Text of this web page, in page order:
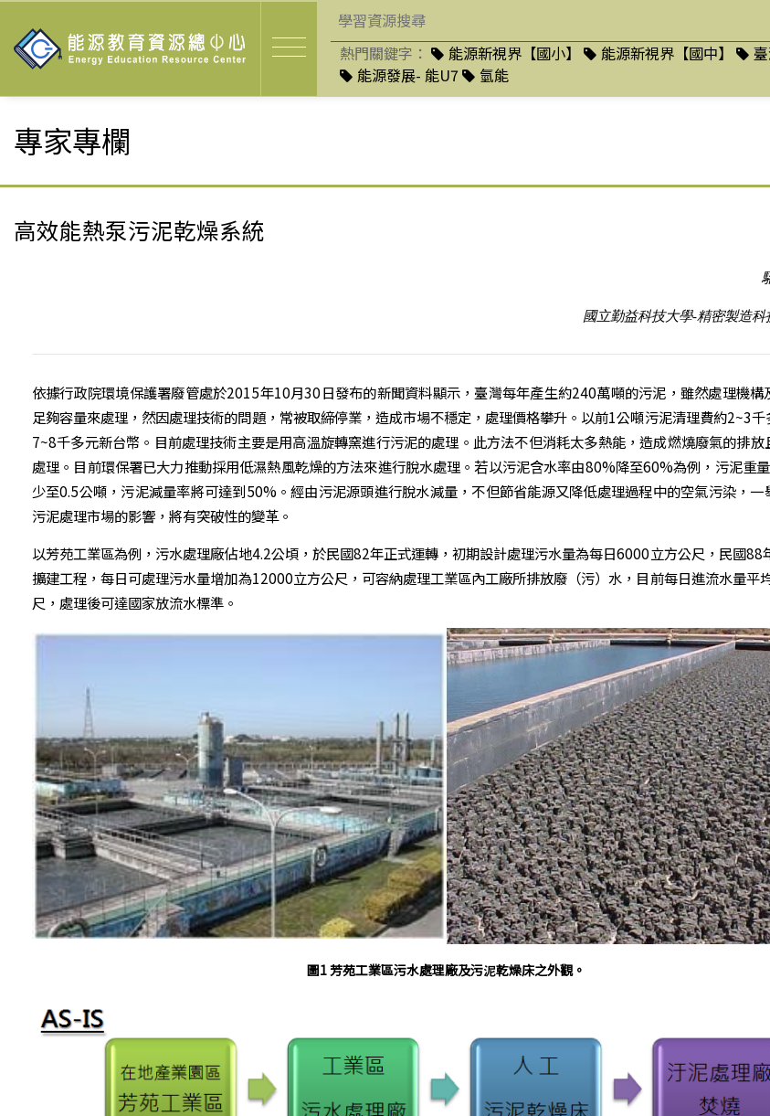
熱門關鍵字： 能源新視界【國小】 能源新視界【國中】
能源發展- 能U7
氫能
專家專欄
高效能熱泵污泥乾燥系統
國立勤益科技大學-精密製造
依據行政院環境保護署廢管處於2015年10月30日發布的新聞資料顯示，臺灣每年產生約240萬噸的污泥，雖然處理機構
足夠容量來處理，然因處理技術的問題，常被取締停業，造成市場不穩定，處理價格攀升。以前1公噸污泥清理費約2~3千
7~8千多元新台幣。目前處理技術主要是用高溫旋轉窯進行污泥的處理。此方法不但消耗太多熱能，造成燃燒廢氣的排放
處理。目前環保署已大力推動採用低濕熱風乾燥的方法來進行脫水處理。若以污泥含水率由80%降至60%為例，污泥重
少至0.5公噸，污泥減量率將可達到50%。經由污泥源頭進行脫水減量，不但節省能源又降低處理過程中的空氣污染，一
污泥處理市場的影響，將有突破性的變革。
以芳苑工業區為例，污水處理廠佔地4.2公頃，於民國82年正式運轉，初期設計處理污水量為每日6000立方公尺，民國88
擴建工程，每日可處理污水量增加為12000立方公尺，可容納處理工業區內工廠所排放廢（污）水，目前每日進流水量平
尺，處理後可達國家放流水標準。
圖1 芳苑工業區污水處理廠及污泥乾燥床之外觀。